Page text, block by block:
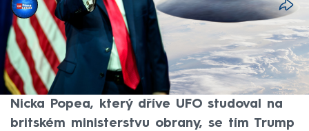
Akt. 21. úno 2026, 19:42• 21. úno 2026, 17:25
Americký prezident Donald Trump přikáže
zveřejnění všech utajovaných vládních
dokumentů, které se týkají UFO. Podle
Nicka Popea, který dříve UFO studoval na
britském ministerstvu obrany, se tím Trump